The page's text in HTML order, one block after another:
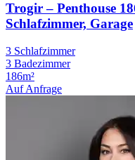
Trogir – Penthouse
Schlafzimmer, Garage
3 Schlafzimmer
3 Badezimmer
186m²
Auf Anfrage